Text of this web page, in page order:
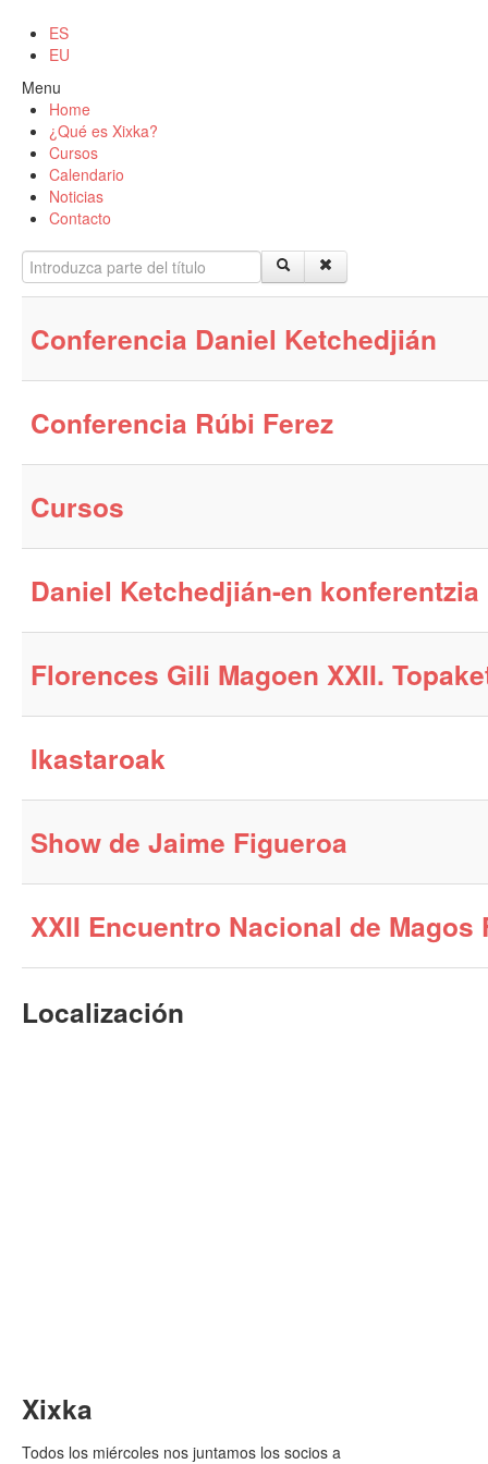
ES
EU
Menu
Home
¿Qué es Xixka?
Cursos
Calendario
Noticias
Contacto
Introduzca parte del título
Conferencia Daniel Ketchedjián
Conferencia Rúbi Ferez
Cursos
Daniel Ketchedjián-en konferentzia
Florences Gili Magoen XXII.
Ikastaroak
Show de Jaime Figueroa
XXII Encuentro Nacional de
Localización
Xixka
Todos los miércoles nos juntamos los socios a